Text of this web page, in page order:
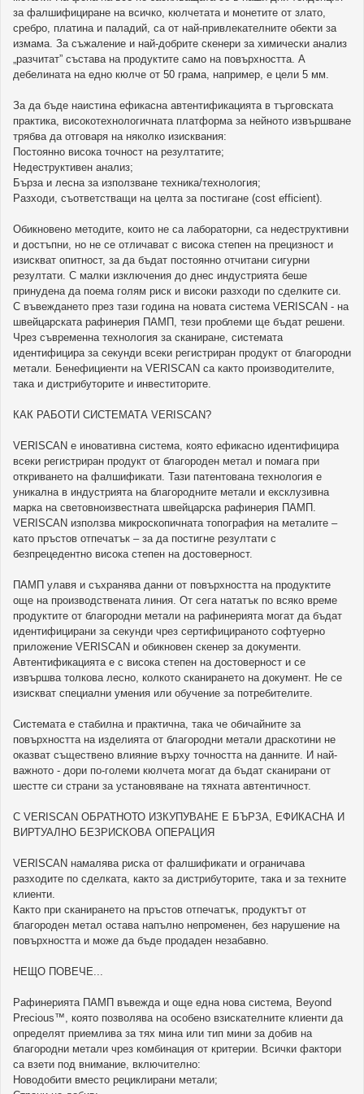
за фалшифициране на всичко, кюлчетата и монетите от злато,
сребро, платина и паладий, са от най-привлекателните обекти за
измама. За съжаление и най-добрите скенери за химически анализ
„разчитат” състава на продуктите само на повърхността. А
дебелината на едно кюлче от 50 грама, например, е цели 5 мм.
За да бъде наистина ефикасна автентификацията в търговската
практика, високотехнологичната платформа за нейното извършване
трябва да отговаря на няколко изисквания:
Постоянно висока точност на резултатите;
Недеструктивен анализ;
Бърза и лесна за използване техника/технология;
Разходи, съответстващи на целта за постигане (cost efficient).
Обикновено методите, които не са лабораторни, са недеструктивни
и достъпни, но не се отличават с висока степен на прецизност и
изискват опитност, за да бъдат постоянно отчитани сигурни
резултати. С малки изключения до днес индустрията беше
принудена да поема голям риск и високи разходи по сделките си.
С въвеждането през тази година на новата система VERISCAN - на
швейцарската рафинерия ПАМП, тези проблеми ще бъдат решени.
Чрез съвременна технология за сканиране, системата
идентифицира за секунди всеки регистриран продукт от благородни
метали. Бенефициенти на VERISCAN са както производителите,
така и дистрибуторите и инвеститорите.
КАК РАБОТИ СИСТЕМАТА VERISCAN?
VERISCAN е иновативна система, която ефикасно идентифицира
всеки регистриран продукт от благороден метал и помага при
откриването на фалшификати. Тази патентована технология е
уникална в индустрията на благородните метали и ексклузивна
марка на световноизвестната швейцарска рафинерия ПАМП.
VERISCAN използва микроскопичната топография на металите –
като пръстов отпечатък – за да постигне резултати с
безпрецедентно висока степен на достоверност.
ПАМП улавя и съхранява данни от повърхността на продуктите
още на производствената линия. От сега нататък по всяко време
продуктите от благородни метали на рафинерията могат да бъдат
идентифицирани за секунди чрез сертифицираното софтуерно
приложение VERISCAN и обикновен скенер за документи.
Автентификацията е с висока степен на достоверност и се
извършва толкова лесно, колкото сканирането на документ. Не се
изискват специални умения или обучение за потребителите.
Системата е стабилна и практична, така че обичайните за
повърхността на изделията от благородни метали драскотини не
оказват съществено влияние върху точността на данните. И най-
важното - дори по-големи кюлчета могат да бъдат сканирани от
шестте си страни за установяване на тяхната автентичност.
С VERISCAN ОБРАТНОТО ИЗКУПУВАНЕ Е БЪРЗА, ЕФИКАСНА И
ВИРТУАЛНО БЕЗРИСКОВА ОПЕРАЦИЯ
VERISCAN намалява риска от фалшификати и ограничава
разходите по сделката, както за дистрибуторите, така и за техните
клиенти.
Както при сканирането на пръстов отпечатък, продуктът от
благороден метал остава напълно непроменен, без нарушение на
повърхността и може да бъде продаден незабавно.
НЕЩО ПОВЕЧЕ...
Рафинерията ПАМП въвежда и още една нова система, Beyond
Precious™, която позволява на особено взискателните клиенти да
определят приемлива за тях мина или тип мини за добив на
благородни метали чрез комбинация от критерии. Всички фактори
са взети под внимание, включително:
Новодобити вместо рециклирани метали;